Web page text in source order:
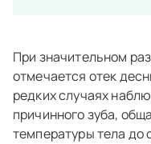
При значительном
отмечается отек
редких случаях
причинного зуба,
температуры тела до